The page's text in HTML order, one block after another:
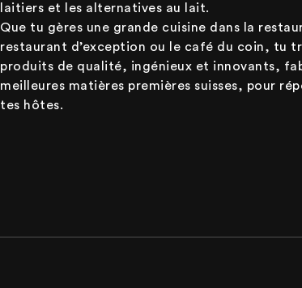
laitiers et les alternatives au lait.
Que tu gères une grande cuisine dans la
restaurant d’exception ou le café du coin, tu
produits de qualité, ingénieux et innovants,
meilleures matières premières suisses, pour
tes hôtes.